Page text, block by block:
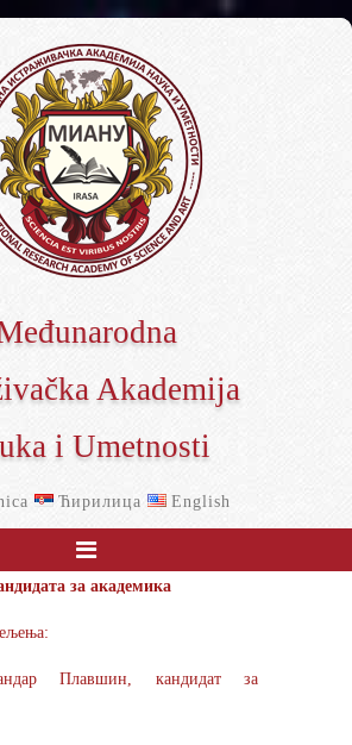
Akademija
i Umetnosti
Ћирилица English
за академика
Плавшин, кандидат за